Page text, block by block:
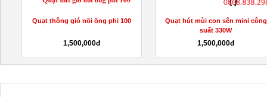
Quạt thông gió nối ống phi 100
1,500,000đ
Quạt hút mùi con sên mini công
suất 330W
1,500,000đ